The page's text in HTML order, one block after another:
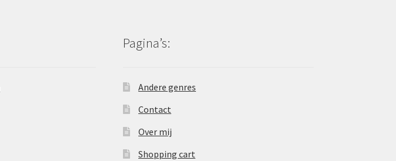
Pagina’s:
Andere genres
Contact
Over mij
Shopping cart